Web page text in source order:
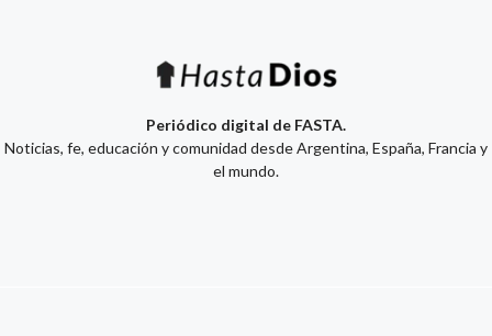
Periódico digital de FASTA.
Noticias, fe, educación y comunidad desde Argentina, España, Francia y
el mundo.